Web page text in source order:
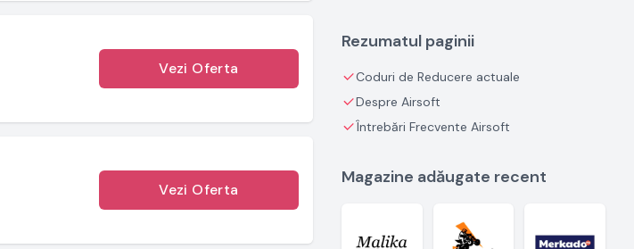
Vezi Oferta
Vezi Oferta
Rezumatul paginii
Coduri de Reducere actuale
Despre Airsoft
Întrebări Frecvente Airsoft
Magazine adăugate recent